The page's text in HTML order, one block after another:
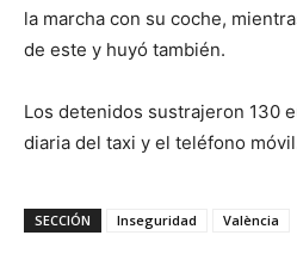
la marcha con su coche,
de este y huyó también.
Los detenidos sustrajeron 130
diaria del taxi y el teléfono
SECCIÓN Inseguridad València